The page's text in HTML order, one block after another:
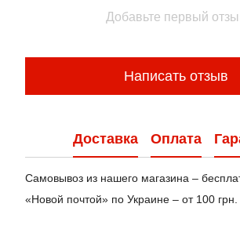
Добавьте первый
Написать отзыв
Доставка Оплата
Самовывоз из нашего магазина –
«Новой почтой» по Украине – от 100 грн.